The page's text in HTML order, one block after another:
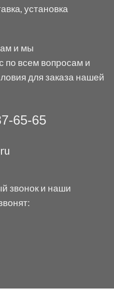
установка
и мы
по всем вопросам и
для заказа нашей
65-65
звонок и наши